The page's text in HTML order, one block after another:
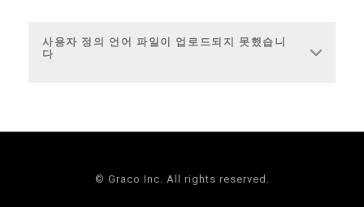
사용자 정의 언어 파일이 업로드되지 못했습니
다
© Graco Inc. All rights reserved.